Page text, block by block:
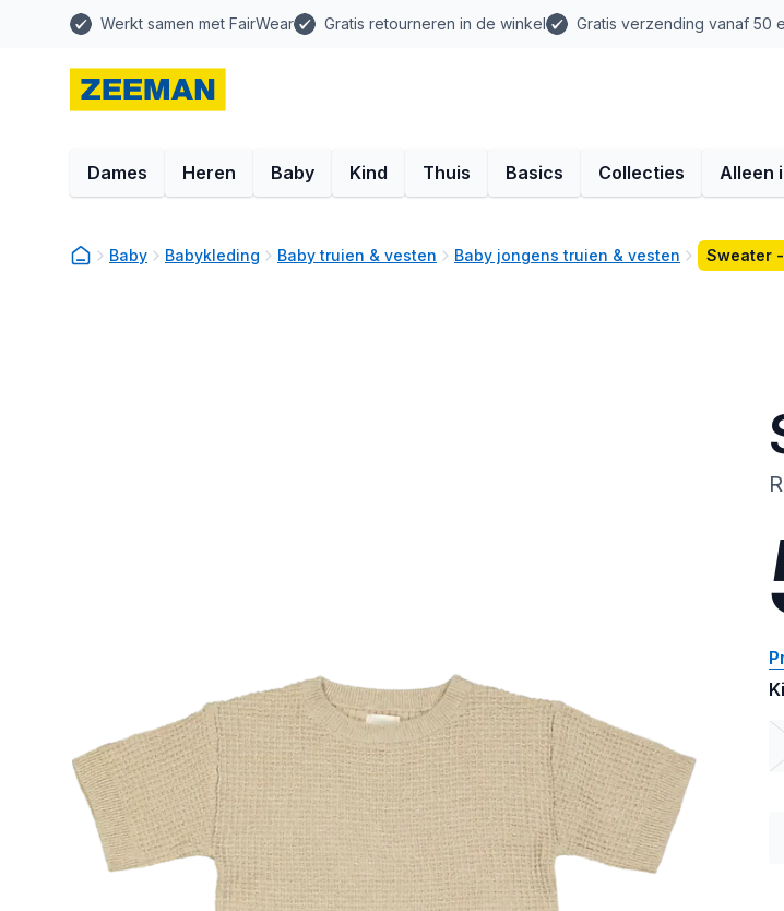
Werkt samen met FairWear Gratis retourneren in de winkel Gratis verzending vanaf 50
Dames Heren Baby Kind Thuis Basics Collecties Alleen
Baby Babykleding Baby truien & vesten Baby jongens truien & vesten Sweater